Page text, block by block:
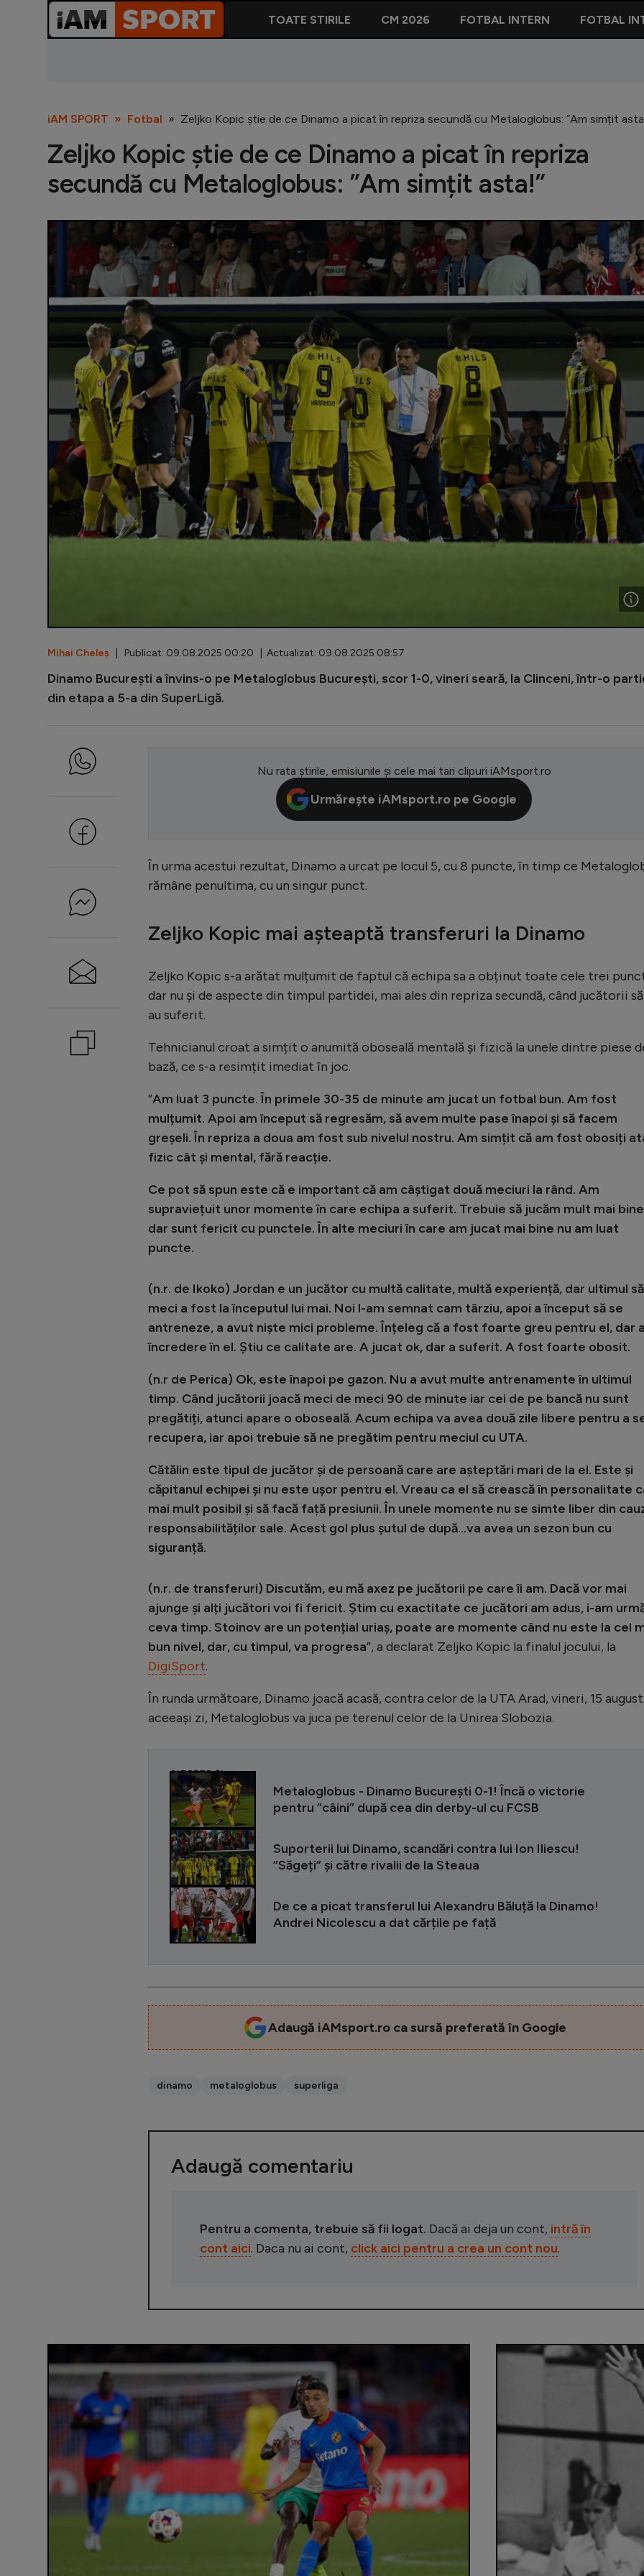
TOATE STIRILE CM 2026 FOTBAL INTERN FOTBAL
iAM SPORT Fotbal Zeljko Kopic știe de ce Dinamo a picat în repriza secundă cu Metaloglobus: ”Am simțit
Zeljko Kopic știe de ce Dinamo a picat în repriza
secundă cu Metaloglobus: ”Am simțit asta!”
Mihai Cheleș | Publicat: 09.08.2025 00:20 | Actualizat: 09.08.2025 08:57
Dinamo București a învins-o pe Metaloglobus București, scor 1-0, vineri seară, la Clinceni, într-o
din etapa a 5-a din SuperLigă.
Nu rata știrile, emisiunile și cele mai tari clipuri iAMsport.ro
Urmărește iAMsport.ro pe Google
În urma acestui rezultat, Dinamo a urcat pe locul 5, cu 8 puncte, în timp ce
rămâne penultima, cu un singur punct.
Zeljko Kopic mai așteaptă transferuri la Dinamo
Zeljko Kopic s-a arătat mulțumit de faptul că echipa sa a obținut toate cele trei
dar nu și de aspecte din timpul partidei, mai ales din repriza secundă, când jucătorii
au suferit.
Tehnicianul croat a simțit o anumită oboseală mentală și fizică la unele dintre piese
bază, ce s-a resimțit imediat în joc.
”Am luat 3 puncte. În primele 30-35 de minute am jucat un fotbal bun. Am fost
mulțumit. Apoi am început să regresăm, să avem multe pase înapoi și să facem
greșeli. În repriza a doua am fost sub nivelul nostru. Am simțit că am fost obosiți
fizic cât și mental, fără reacție.
Ce pot să spun este că e important că am câștigat două meciuri la rând. Am
supraviețuit unor momente în care echipa a suferit. Trebuie să jucăm mult mai
dar sunt fericit cu punctele. În alte meciuri în care am jucat mai bine nu am luat
puncte.
(n.r. de Ikoko) Jordan e un jucător cu multă calitate, multă experiență, dar ultimul
meci a fost la începutul lui mai. Noi l-am semnat cam târziu, apoi a început să se
antreneze, a avut niște mici probleme. Înțeleg că a fost foarte greu pentru el, dar
încredere în el. Știu ce calitate are. A jucat ok, dar a suferit. A fost foarte obosit.
(n.r de Perica) Ok, este înapoi pe gazon. Nu a avut multe antrenamente în ultimul
timp. Când jucătorii joacă meci de meci 90 de minute iar cei de pe bancă nu sunt
pregătiți, atunci apare o oboseală. Acum echipa va avea două zile libere pentru a
recupera, iar apoi trebuie să ne pregătim pentru meciul cu UTA.
Cătălin este tipul de jucător și de persoană care are așteptări mari de la el. Este și
căpitanul echipei și nu este ușor pentru el. Vreau ca el să crească în personalitate
mai mult posibil și să facă față presiunii. În unele momente nu se simte liber din
responsabilităților sale. Acest gol plus șutul de după...va avea un sezon bun cu
siguranță.
(n.r. de transferuri) Discutăm, eu mă axez pe jucătorii pe care îi am. Dacă vor mai
ajunge și alți jucători voi fi fericit. Știm cu exactitate ce jucători am adus, i-am
ceva timp. Stoinov are un potențial uriaș, poate are momente când nu este la cel
bun nivel, dar, cu timpul, va progresa”, a declarat Zeljko Kopic la finalul jocului, la
DigiSport.
În runda următoare, Dinamo joacă acasă, contra celor de la UTA Arad, vineri, 15
aceeași zi, Metaloglobus va juca pe terenul celor de la Unirea Slobozia.
CITEȘTE ȘI
Metaloglobus - Dinamo București 0-1! Încă o victorie
pentru ”câini” după cea din derby-ul cu FCSB
Suporterii lui Dinamo, scandări contra lui Ion Iliescu!
”Săgeți” și către rivalii de la Steaua
De ce a picat transferul lui Alexandru Băluță la Dinamo!
Andrei Nicolescu a dat cărțile pe față
Adaugă iAMsport.ro ca sursă preferată în Google
dinamo metaloglobus superliga
Adaugă comentariu
Pentru a comenta, trebuie să fii logat. Dacă ai deja un cont, intră în
cont aici. Daca nu ai cont, click aici pentru a crea un cont nou.